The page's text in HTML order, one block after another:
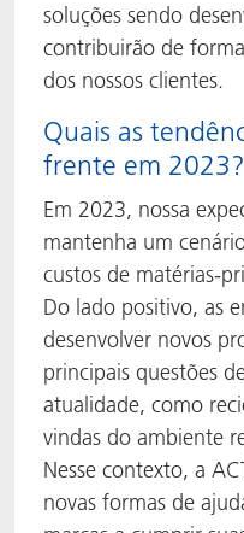
soluções sendo
contribuirão de
dos nossos clientes.
Quais as
frente em 2023?
Em 2023, nossa
mantenha um
custos de matérias-
Do lado positivo, as
desenvolver novos
principais questões
atualidade, como
vindas do ambiente
Nesse contexto, a
novas formas de